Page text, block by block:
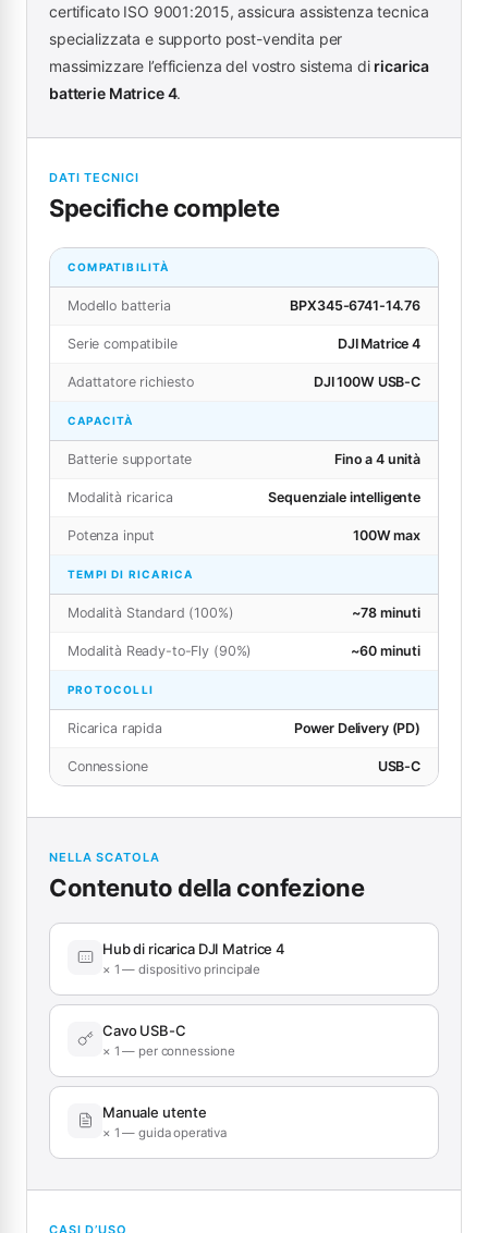
certificato ISO 9001:2015, assicura assistenza tecnica
specializzata e supporto post-vendita per
massimizzare l’efficienza del vostro sistema di ricarica
batterie Matrice 4.
DATI TECNICI
Specifiche complete
COMPATIBILITÀ
Modello batteria BPX345-6741-14.76
Serie compatibile DJI Matrice 4
Adattatore richiesto DJI 100W USB-C
CAPACITÀ
Batterie supportate Fino a 4 unità
Modalità ricarica Sequenziale intelligente
Potenza input 100W max
TEMPI DI RICARICA
Modalità Standard (100%) ~78 minuti
Modalità Ready-to-Fly (90%) ~60 minuti
PROTOCOLLI
Ricarica rapida Power Delivery (PD)
Connessione USB-C
NELLA SCATOLA
Contenuto della confezione
Hub di ricarica DJI Matrice 4
× 1 — dispositivo principale
Cavo USB-C
× 1 — per connessione
Manuale utente
× 1 — guida operativa
CASI D’USO